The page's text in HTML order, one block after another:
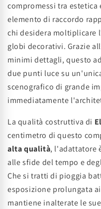
compromessi tra estetica
elemento di raccordo
chi desidera moltiplicare
globi decorativi. Grazie
minimi dettagli, questo
due punti luce su
scenografico di grande
immediatamente
La qualità costruttiva di
centimetro di questo
alta qualità, l'adattatore
alle sfide del tempo e
Che si tratti di pioggia
esposizione prolungata
mantiene inalterate le